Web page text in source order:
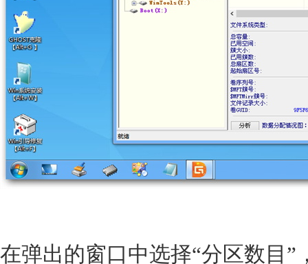
在弹出的窗口中选择“分区数目